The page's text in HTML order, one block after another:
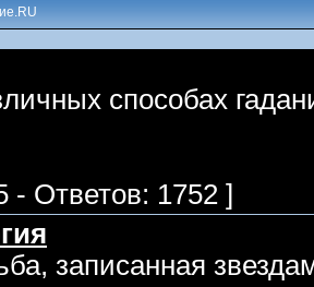
способах
- Ответов: 1752 ]
записанная